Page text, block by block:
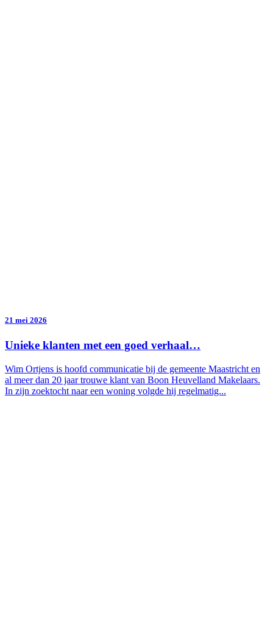
21 mei 2026
Unieke klanten met een goed verhaal…
Wim Ortjens is hoofd communicatie bij de gemeente Maastricht en
al meer dan 20 jaar trouwe klant van Boon Heuvelland Makelaars.
In zijn zoektocht naar een woning volgde hij regelmatig...